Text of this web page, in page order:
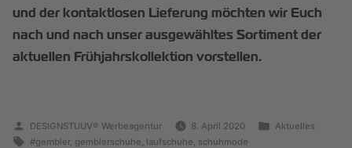
und der kontaktlosen Lieferung möchten wir Euch
nach und nach unser ausgewähltes Sortiment der
aktuellen Frühjahrskollektion vorstellen.
DESIGNSTUUV® Werbeagentur 8. April 2020
Aktuelles
#gembler, gemblerschuhe laufschuhe schuhmode